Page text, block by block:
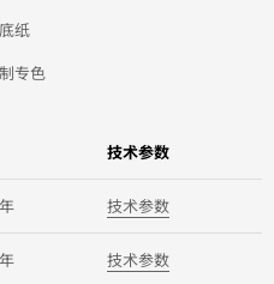
纸
专色
技术参数
技术参数
技术参数